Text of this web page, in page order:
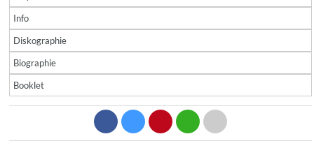
Info
Diskographie
Biographie
Booklet